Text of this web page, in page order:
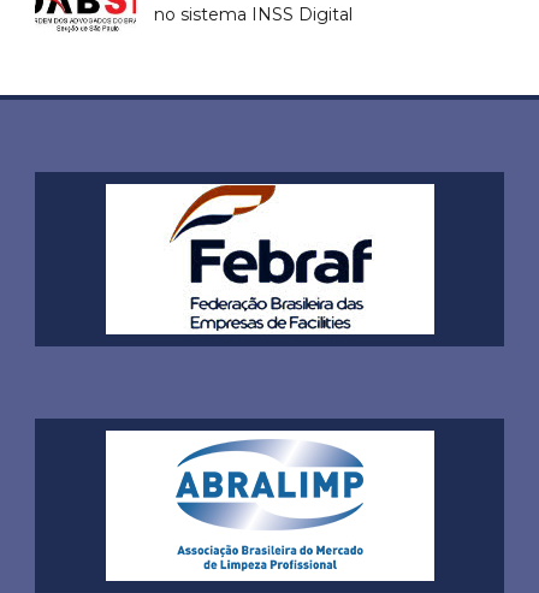
no sistema INSS Digital